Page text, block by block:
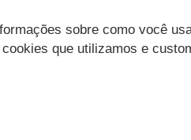
sobre como você
que utilizamos e